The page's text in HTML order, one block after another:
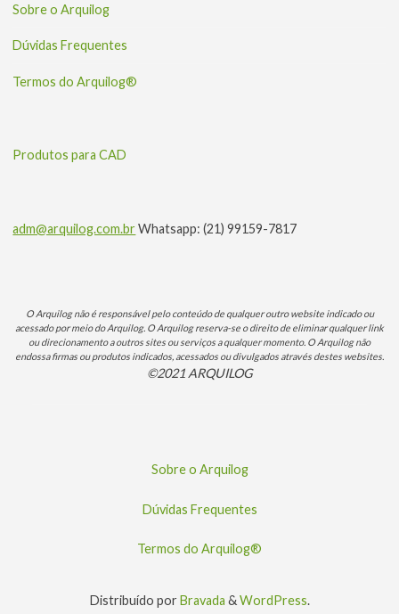
Sobre o Arquilog
Dúvidas Frequentes
Termos do Arquilog®
Produtos para CAD
adm@arquilog.com.brWhatsapp: (21) 99159-7817
O Arquilog não é responsável pelo conteúdo de qualquer outro website indicado ou
acessado por meio do Arquilog. O Arquilog reserva-se o direito de eliminar qualquer link
ou direcionamento a outros sites ou serviços a qualquer momento. O Arquilog não
endossa firmas ou produtos indicados, acessados ou divulgados através destes websites.
©2021 ARQUILOG
Sobre o Arquilog
Dúvidas Frequentes
Termos do Arquilog®
Distribuído por Bravada &WordPress.